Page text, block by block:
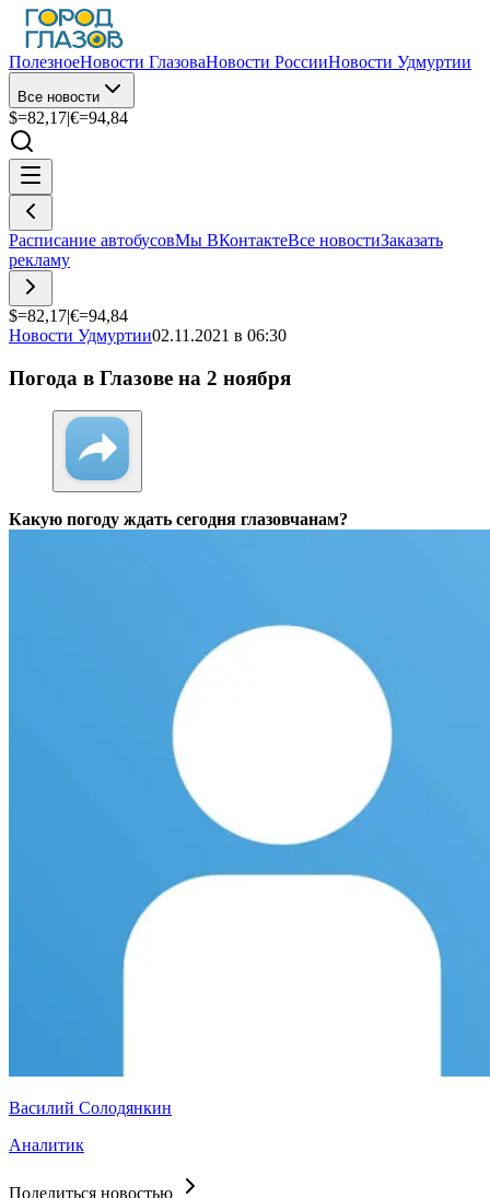
ПолезноеНовости ГлазоваНовости РоссииНовости Удмуртии
Все новости
$=82,17|€=94,84
Расписание автобусовМы ВКонтактеВсе новостиЗаказать
рекламу
$=82,17|€=94,84
Новости Удмуртии02.11.2021 в 06:30
Погода в Глазове на 2 ноября
Какую погоду ждать сегодня глазовчанам?
Василий Солодянкин
Аналитик
Поделиться новостью